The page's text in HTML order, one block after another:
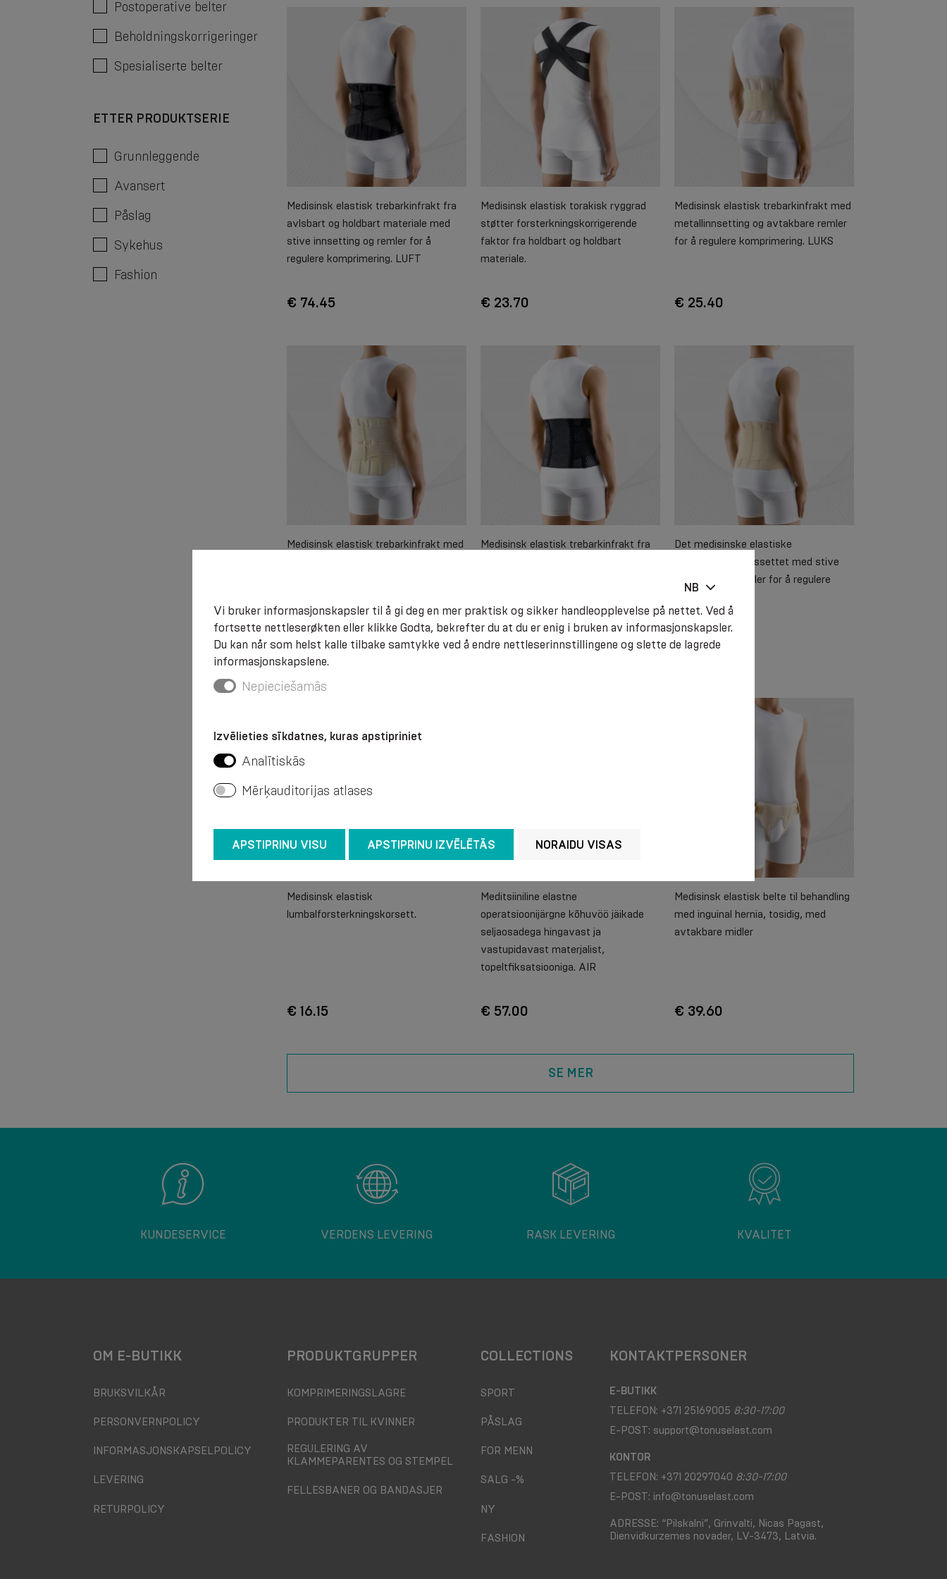
Postoperative belter
Beholdningskorrigeringer
Spesialiserte belter
ETTER PRODUKTSERIE
Grunnleggende
Avansert
Påslag
Sykehus
Fashion
Medisinsk elastisk trebarkinfrakt fra
avlsbart og holdbart materiale med
stive innsetting og remler for å
regulere komprimering. LUFT
€ 74.45
Medisinsk elastisk torakisk ryggrad
støtter forsterkningskorrigerende
faktor fra holdbart og holdbart
materiale.
€ 23.70
Medisinsk elastisk trebarkinfrakt med
metallinnsetting og avtakbare remler
for å regulere komprimering. LUKS
€ 25.40
Medisinsk elastisk trebarkinfrakt med
€ 44.30
Medisinsk elastisk trebarkinfrakt fra
Det medisinske elastiske
trebarkindikasjonssettet med stive
innganger og remler for å regulere
€ 27.05
Medisinsk elastisk
lumbalforsterkningskorsett.
€ 16.15
Meditsiiniline elastne
operatsioonijärgne kõhuvöö jäikade
seljaosadega hingavast ja
vastupidavast materjalist,
topeltfiksatsiooniga. AIR
€ 57.00
Medisinsk elastisk belte til behandling
med inguinal hernia, tosidig, med
avtakbare midler
€ 39.60
SE MER
KUNDESERVICE VERDENS LEVERING RASK LEVERING KVALITET
OM E-BUTIKK
BRUKSVILKÅR
PERSONVERNPOLICY
INFORMASJONSKAPSELPOLICY
LEVERING
RETURPOLICY
PRODUKTGRUPPER
KOMPRIMERINGSLAGRE
PRODUKTER TIL KVINNER
REGULERING AV
KLAMMEPARENTES OG STEMPEL
FELLESBANER OG BANDASJER
COLLECTIONS
SPORT
PÅSLAG
FOR MENN
SALG -%
NY
FASHION
KONTAKTPERSONER
E-BUTIKK
TELEFON: +371 25169005 8:30-17:00
E-POST: support@tonuselast.com
KONTOR
TELEFON: +371 20297040 8:30-17:00
E-POST: info@tonuselast.com
ADRESSE: “Pilskalni”, Grinvalti, Nicas Pagast,
Dienvidkurzemes novader, LV-3473, Latvia.
NB
Vi bruker informasjonskapsler til å gi deg en mer praktisk og sikker handleopplevelse på nettet. Ved å
fortsette nettleserøkten eller klikke Godta, bekrefter du at du er enig i bruken av informasjonskapsler.
Du kan når som helst kalle tilbake samtykke ved å endre nettleserinnstillingene og slette de lagrede
informasjonskapslene.
Nepieciešamās
Izvēlieties sīkdatnes, kuras apstipriniet
Analītiskās
Mērķauditorijas atlases
APSTIPRINU VISU APSTIPRINU IZVĒLĒTĀS NORAIDU VISAS